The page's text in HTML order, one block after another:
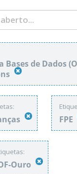
de Dados
FPE
Ouro